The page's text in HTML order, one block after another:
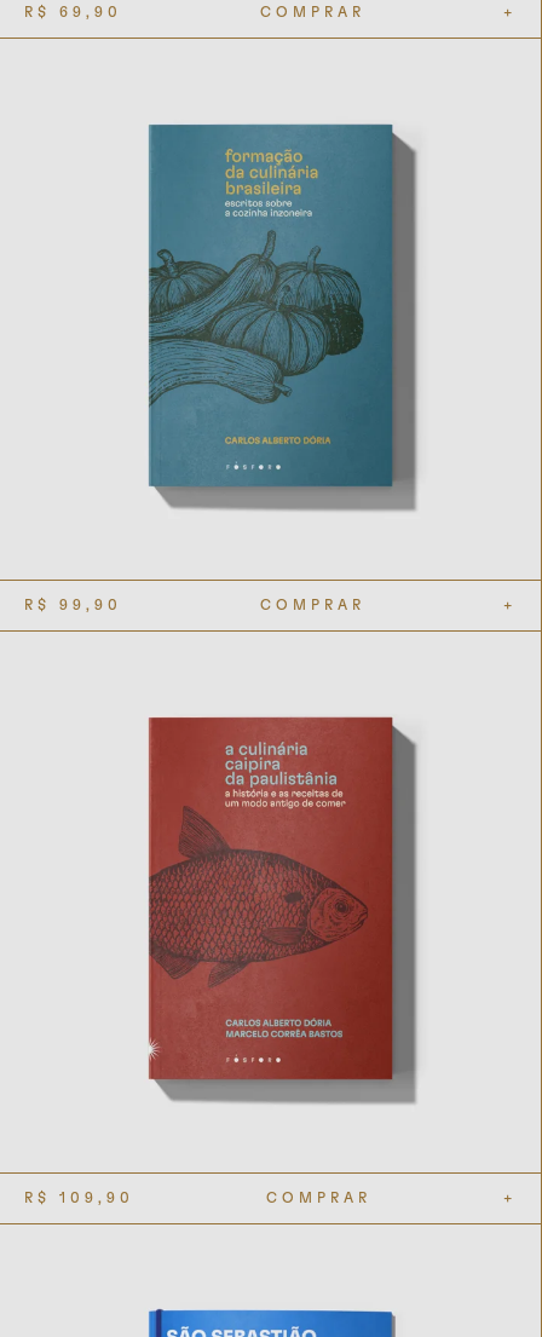
R$ 69,90 COMPRAR +
R$ 99,90 COMPRAR +
R$ 109,90 COMPRAR +